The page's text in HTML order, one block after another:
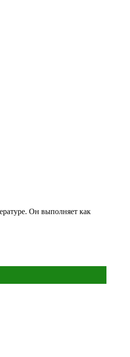
Он выполняет как